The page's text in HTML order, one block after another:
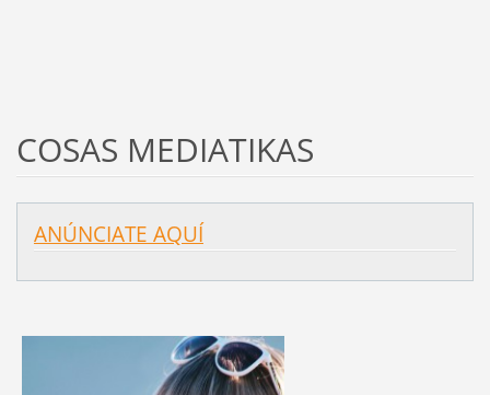
COSAS MEDIATIKAS
ANÚNCIATE AQUÍ